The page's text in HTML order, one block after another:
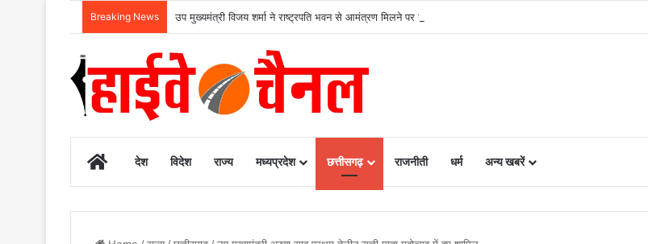
Breaking News उप मुख्यमंत्री विजय शर्मा ने राष्ट्रपति भवन से आमंत्रण मिलने पर रेणुका गोस्वामी को दी बधाई…..
Homeदेश विदेश राज्य मध्यप्रदेश छत्तीसगढ़ राजनीती धर्म अन्य खबरें